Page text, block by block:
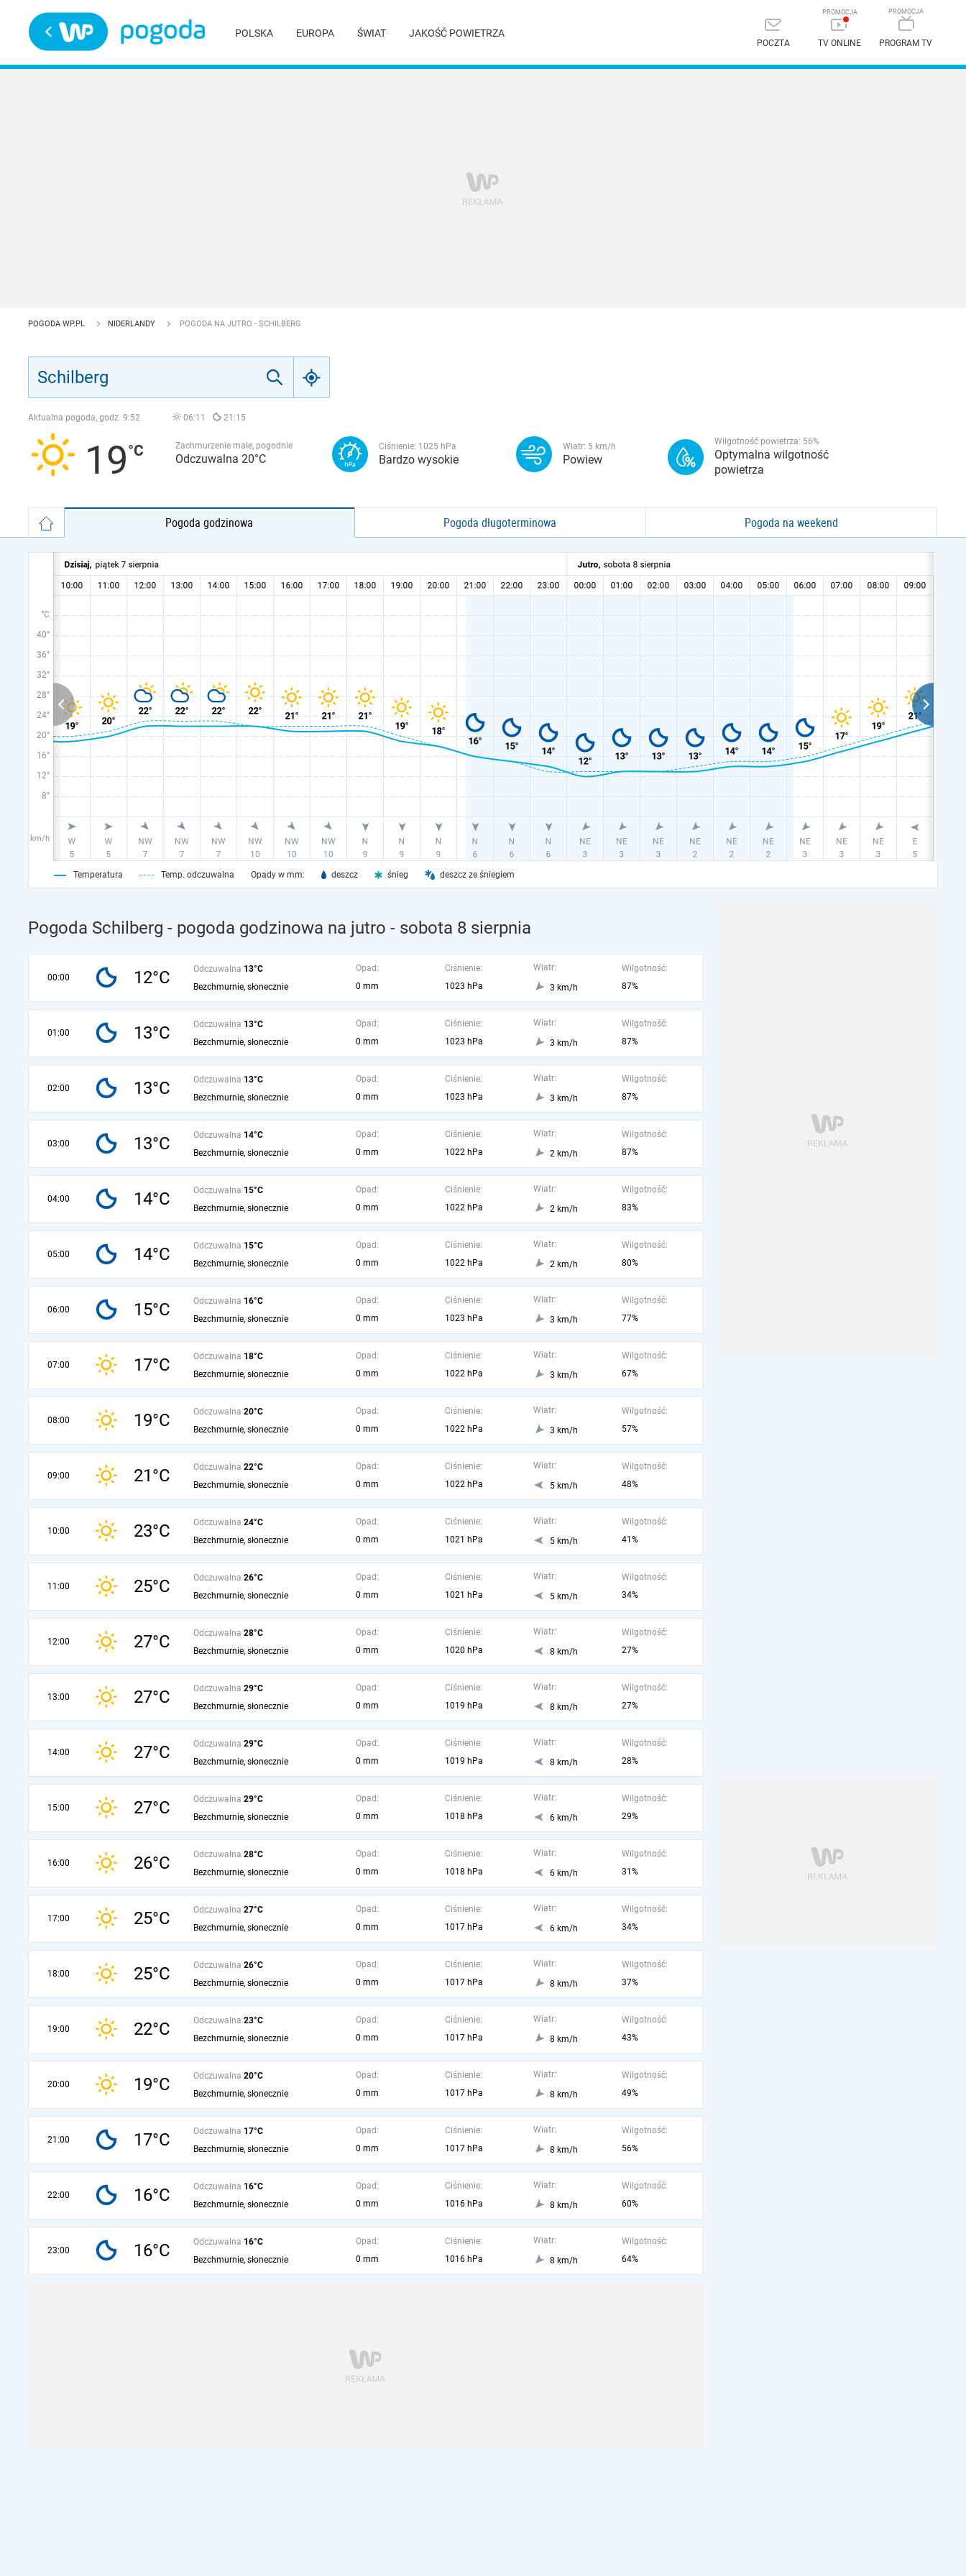
POLSKA EUROPA ŚWIAT JAKOŚĆ POWIETRZA
POCZTA TV ONLINE PROGRAM TV
POGODA WP.PL NIDERLANDY POGODA NA JUTRO - SCHILBERG
Aktualna pogoda, godz. 9:52 06:11 21:15
19 Zachmurzenie małe, pogodnie
Odczuwalna 20°C
Ciśnienie: 1025 hPa
Bardzo wysokie
Wiatr: 5 km/h
Powiew
Wilgotność powietrza: 56%
Optymalna wilgotność
powietrza
Pogoda godzinowa Pogoda długoterminowa Pogoda na weekend
°C
40°
36°
32°
28°
24°
20°
16°
12°
8°
km/h
Temperatura Temp. odczuwalna Opady w mm: deszcz śnieg deszcz ze śniegiem
Pogoda Schilberg - pogoda godzinowa na jutro - sobota 8 sierpnia
00:00 12°C Odczuwalna 13°C
Bezchmurnie, słonecznie
Opad:
0 mm
Ciśnienie:
1023 hPa
Wiatr:
3 km/h
Wilgotność:
87%
01:00 13°C Odczuwalna 13°C
Bezchmurnie, słonecznie
Opad:
0 mm
Ciśnienie:
1023 hPa
Wiatr:
3 km/h
Wilgotność:
87%
02:00 13°C Odczuwalna 13°C
Bezchmurnie, słonecznie
Opad:
0 mm
Ciśnienie:
1023 hPa
Wiatr:
3 km/h
Wilgotność:
87%
03:00 13°C Odczuwalna 14°C
Bezchmurnie, słonecznie
Opad:
0 mm
Ciśnienie:
1022 hPa
Wiatr:
2 km/h
Wilgotność:
87%
04:00 14°C Odczuwalna 15°C
Bezchmurnie, słonecznie
Opad:
0 mm
Ciśnienie:
1022 hPa
Wiatr:
2 km/h
Wilgotność:
83%
05:00 14°C Odczuwalna 15°C
Bezchmurnie, słonecznie
Opad:
0 mm
Ciśnienie:
1022 hPa
Wiatr:
2 km/h
Wilgotność:
80%
06:00 15°C Odczuwalna 16°C
Bezchmurnie, słonecznie
Opad:
0 mm
Ciśnienie:
1023 hPa
Wiatr:
3 km/h
Wilgotność:
77%
07:00 17°C Odczuwalna 18°C
Bezchmurnie, słonecznie
Opad:
0 mm
Ciśnienie:
1022 hPa
Wiatr:
3 km/h
Wilgotność:
67%
08:00 19°C Odczuwalna 20°C
Bezchmurnie, słonecznie
Opad:
0 mm
Ciśnienie:
1022 hPa
Wiatr:
3 km/h
Wilgotność:
57%
09:00 21°C Odczuwalna 22°C
Bezchmurnie, słonecznie
Opad:
0 mm
Ciśnienie:
1022 hPa
Wiatr:
5 km/h
Wilgotność:
48%
10:00 23°C Odczuwalna 24°C
Bezchmurnie, słonecznie
Opad:
0 mm
Ciśnienie:
1021 hPa
Wiatr:
5 km/h
Wilgotność:
41%
11:00 25°C Odczuwalna 26°C
Bezchmurnie, słonecznie
Opad:
0 mm
Ciśnienie:
1021 hPa
Wiatr:
5 km/h
Wilgotność:
34%
12:00 27°C Odczuwalna 28°C
Bezchmurnie, słonecznie
Opad:
0 mm
Ciśnienie:
1020 hPa
Wiatr:
8 km/h
Wilgotność:
27%
13:00 27°C Odczuwalna 29°C
Bezchmurnie, słonecznie
Opad:
0 mm
Ciśnienie:
1019 hPa
Wiatr:
8 km/h
Wilgotność:
27%
14:00 27°C Odczuwalna 29°C
Bezchmurnie, słonecznie
Opad:
0 mm
Ciśnienie:
1019 hPa
Wiatr:
8 km/h
Wilgotność:
28%
15:00 27°C Odczuwalna 29°C
Bezchmurnie, słonecznie
Opad:
0 mm
Ciśnienie:
1018 hPa
Wiatr:
6 km/h
Wilgotność:
29%
16:00 26°C Odczuwalna 28°C
Bezchmurnie, słonecznie
Opad:
0 mm
Ciśnienie:
1018 hPa
Wiatr:
6 km/h
Wilgotność:
31%
17:00 25°C Odczuwalna 27°C
Bezchmurnie, słonecznie
Opad:
0 mm
Ciśnienie:
1017 hPa
Wiatr:
6 km/h
Wilgotność:
34%
18:00 25°C Odczuwalna 26°C
Bezchmurnie, słonecznie
Opad:
0 mm
Ciśnienie:
1017 hPa
Wiatr:
8 km/h
Wilgotność:
37%
19:00 22°C Odczuwalna 23°C
Bezchmurnie, słonecznie
Opad:
0 mm
Ciśnienie:
1017 hPa
Wiatr:
8 km/h
Wilgotność:
43%
20:00 19°C Odczuwalna 20°C
Bezchmurnie, słonecznie
Opad:
0 mm
Ciśnienie:
1017 hPa
Wiatr:
8 km/h
Wilgotność:
49%
21:00 17°C Odczuwalna 17°C
Bezchmurnie, słonecznie
Opad:
0 mm
Ciśnienie:
1017 hPa
Wiatr:
8 km/h
Wilgotność:
56%
22:00 16°C Odczuwalna 16°C
Bezchmurnie, słonecznie
Opad:
0 mm
Ciśnienie:
1016 hPa
Wiatr:
8 km/h
Wilgotność:
60%
23:00 16°C Odczuwalna 16°C
Bezchmurnie, słonecznie
Opad:
0 mm
Ciśnienie:
1016 hPa
Wiatr:
8 km/h
Wilgotność:
64%